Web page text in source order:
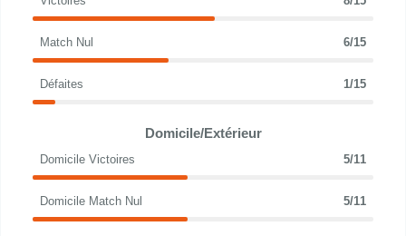
Match Nul 6/15
Défaites 1/15
Domicile/Extérieur
Domicile Victoires 5/11
Domicile Match Nul 5/11